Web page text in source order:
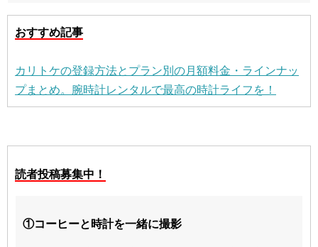
おすすめ記事
カリトケの登録方法とプラン別の月額料金・ラインナッ
プまとめ。腕時計レンタルで最高の時計ライフを！
読者投稿募集中！
①コーヒーと時計を一緒に撮影